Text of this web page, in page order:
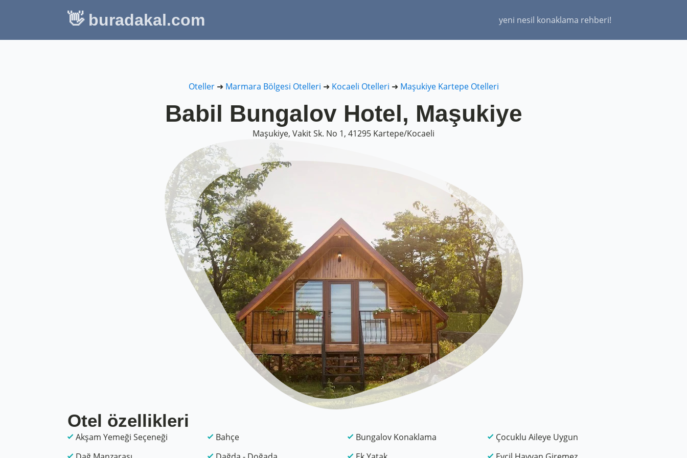
👋 buradakal.com yeni nesil konaklama rehberi!
Oteller➜ Marmara Bölgesi Otelleri ➜ Kocaeli Otelleri ➜ Maşukiye Kartepe Otelleri
Babil Bungalov Hotel, Maşukiye
Maşukiye, Vakit Sk. No 1, 41295 Kartepe/Kocaeli
Otel özellikleri
Akşam Yemeği Seçeneği Bahçe Bungalov Konaklama
Çocuklu Aileye Uygun